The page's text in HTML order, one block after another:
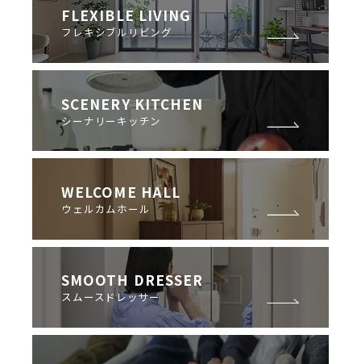
FLEXIBLE LIVING
フレキシブルリビング
SCENERY KITCHEN
シーナリーキッチン
WELCOME HALL
ウェルカムホール
SMOOTH DRESSER
スムースドレッサー